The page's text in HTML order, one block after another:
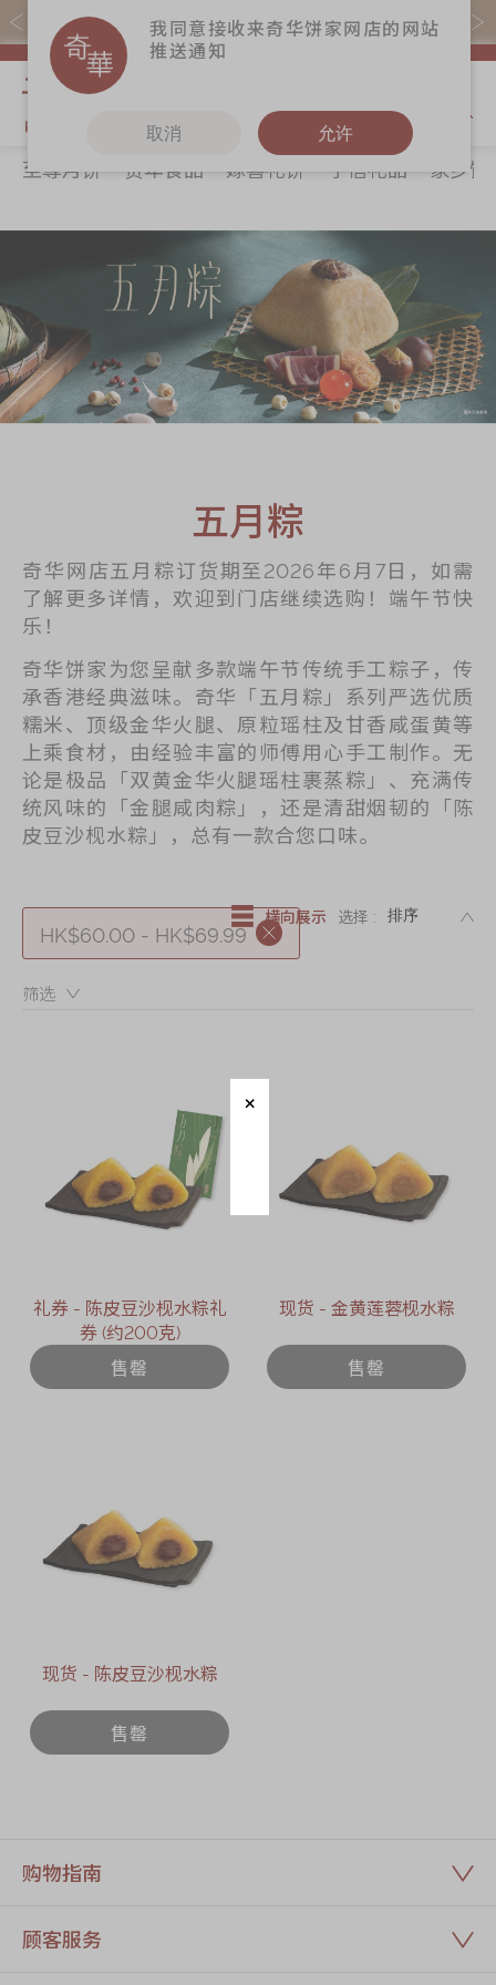
易赏钱会员凭推广码购买现货产品可赚易赏钱($5=1分)
关于奇华
商务销售
嫁喜须知
奇华网志
奇华饼食
贺年食品
嫁喜礼饼
手信礼品
家乡饼食
时令食品
迪士尼系列
奇华LINE
FRIENDS礼盒
所有产品
产品价目表
更多
奇华工作坊
奇华茶室
联络奇华
加入奇华
EN 繁體
至尊月饼 贺年食品 嫁喜礼饼 手信礼品
家乡饼
五月粽
奇华网店五月粽订货期至2026年6月7日，如需
了解更多详情，欢迎到门店继续选购！端午节快
乐！
奇华饼家为您呈献多款端午节传统手工粽子，传
承香港经典滋味。奇华「五月粽」系列严选优质
糯米、顶级金华火腿、原粒瑶柱及甘香咸蛋黄等
上乘食材，由经验丰富的师傅用心手工制作。无
论是极品「双黄金华火腿瑶柱裹蒸粽」、充满传
统风味的「金腿咸肉粽」，还是清甜烟韧的「陈
皮豆沙枧水粽」，总有一款合您口味。
HK$60.00 - HK$69.99
筛选：
横向展示 选择 :
礼券 - 陈皮豆沙枧水粽礼
券 (约200克)
售罄
现货 - 金黄莲蓉枧水粽
售罄
现货 - 陈皮豆沙枧水粽
售罄
购物指南
顾客服务
我同意接收来奇华饼家网店的网站
推送通知
取消 允许